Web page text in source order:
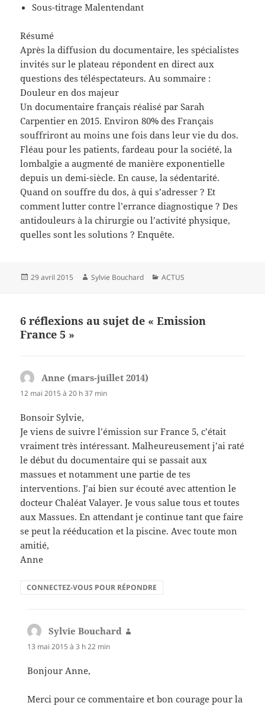
Sous-titrage Malentendant
Résumé
Après la diffusion du documentaire, les spécialistes
invités sur le plateau répondent en direct aux
questions des téléspectateurs. Au sommaire :
Douleur en dos majeur
Un documentaire français réalisé par Sarah
Carpentier en 2015. Environ 80% des Français
souffriront au moins une fois dans leur vie du dos.
Fléau pour les patients, fardeau pour la société, la
lombalgie a augmenté de manière exponentielle
depuis un demi-siècle. En cause, la sédentarité.
Quand on souffre du dos, à qui s’adresser ? Et
comment lutter contre l’errance diagnostique ? Des
antidouleurs à la chirurgie ou l’activité physique,
quelles sont les solutions ? Enquête.
Publié
29 avril 2015 Auteur
Sylvie Bouchard Catégories
ACTUS
6 réflexions au sujet de « Emission
France 5 »
Anne (mars-juillet 2014)
12 mai 2015 à 20 h 37 min
Bonsoir Sylvie,
Je viens de suivre l’émission sur France 5, c’était
vraiment très intéressant. Malheureusement j’ai raté
le début du documentaire qui se passait aux
massues et notamment une partie de tes
interventions. J’ai bien sur écouté avec attention le
docteur Chaléat Valayer. Je vous salue tous et toutes
aux Massues. En attendant je continue tant que faire
se peut la rééducation et la piscine. Avec toute mon
amitié,
Anne
CONNECTEZ-VOUS POUR RÉPONDRE
Sylvie Bouchard
13 mai 2015 à 3 h 22 min
Bonjour Anne,
Merci pour ce commentaire et bon courage pour la